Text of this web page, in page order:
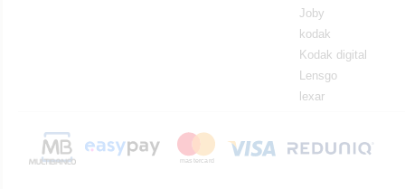
Joby
kodak
Kodak digital
Lensgo
lexar